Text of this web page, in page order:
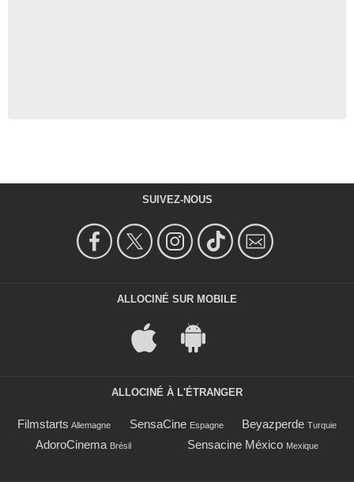
SUIVEZ-NOUS
ALLOCINÉ SUR MOBILE
ALLOCINÉ À L'ÉTRANGER
Filmstarts Allemagne SensaCine Espagne Beyazperde Turquie
AdoroCinema Brésil Sensacine México Mexique